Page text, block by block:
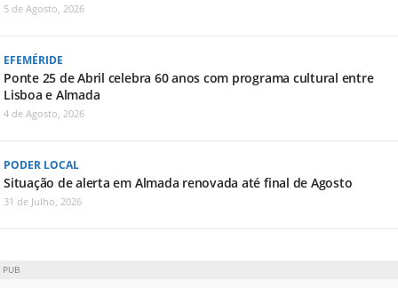
5 de Agosto, 2026
EFEMÉRIDE
Ponte 25 de Abril celebra 60 anos com programa cultural entre
Lisboa e Almada
4 de Agosto, 2026
PODER LOCAL
Situação de alerta em Almada renovada até final de Agosto
31 de Julho, 2026
PUB